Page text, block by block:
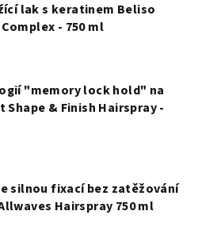
lak s keratinem Beliso
- 750 ml
"memory lock hold" na
Shape & Finish Hairspray -
silnou fixací bez zatěžování
Hairspray 750 ml